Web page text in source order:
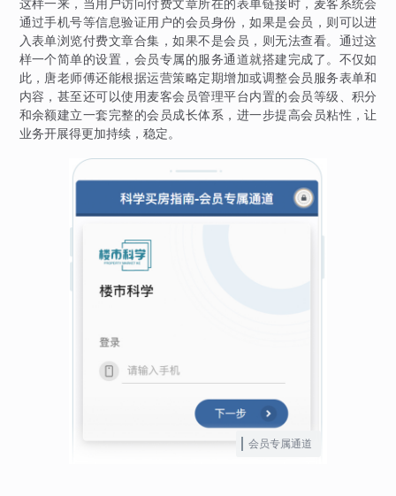
这样一来，当用户访问付费文章所在的表单链接时，麦客系统会
通过手机号等信息验证用户的会员身份，如果是会员，则可以进
入表单浏览付费文章合集，如果不是会员，则无法查看。通过这
样一个简单的设置，会员专属的服务通道就搭建完成了。不仅如
此，唐老师傅还能根据运营策略定期增加或调整会员服务表单和
内容，甚至还可以使用麦客会员管理平台内置的会员等级、积分
和余额建立一套完整的会员成长体系，进一步提高会员粘性，让
业务开展得更加持续，稳定。
会员专属通道